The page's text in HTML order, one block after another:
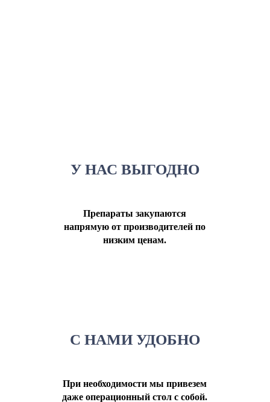
У НАС ВЫГОДНО
Препараты закупаются
напрямую от производителей по
низким ценам.
С НАМИ УДОБНО
При необходимости мы привезем
даже операционный стол с собой.